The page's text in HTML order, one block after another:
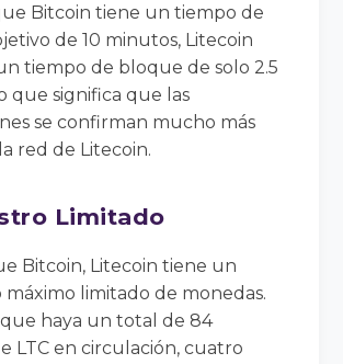
Bitcoin tiene un tiempo de
de 10 minutos, Litecoin
tiempo de bloque de solo 2.5
que significa que las
se confirman mucho más
red de Litecoin.
Limitado
Bitcoin, Litecoin tiene un
máximo limitado de monedas.
que haya un total de 84
LTC en circulación, cuatro